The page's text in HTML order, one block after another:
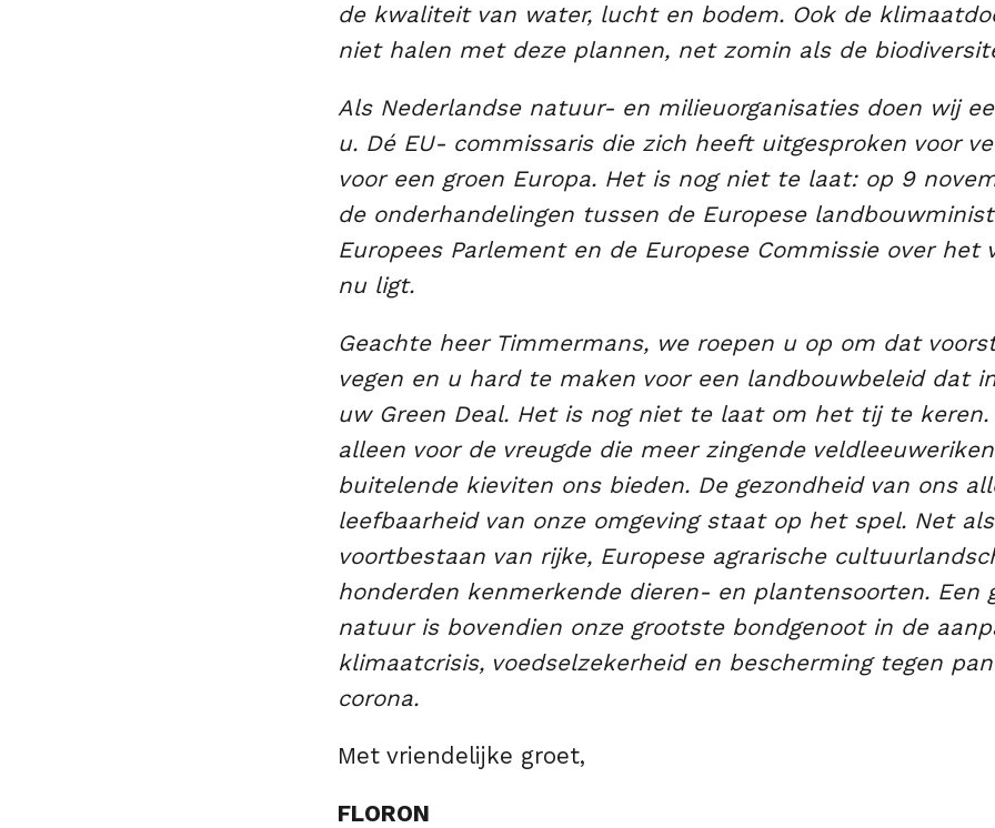
de kwaliteit van water, lucht en bodem. Ook de
niet halen met deze plannen, net zomin als de
Als Nederlandse natuur- en milieuorganisaties doen wij
u. Dé EU- commissaris die zich heeft uitgesproken voor
voor een groen Europa. Het is nog niet te laat: op 9
de onderhandelingen tussen de Europese
Europees Parlement en de Europese Commissie over het
nu ligt.
Geachte heer Timmermans, we roepen u op om dat
vegen en u hard te maken voor een landbouwbeleid dat
uw Green Deal. Het is nog niet te laat om het tij te
alleen voor de vreugde die meer zingende
buitelende kieviten ons bieden. De gezondheid van ons
leefbaarheid van onze omgeving staat op het spel. Net
voortbestaan van rijke, Europese agrarische
honderden kenmerkende dieren- en plantensoorten. Een
natuur is bovendien onze grootste bondgenoot in de
klimaatcrisis, voedselzekerheid en bescherming tegen
corona.
Met vriendelijke groet,
FLORON